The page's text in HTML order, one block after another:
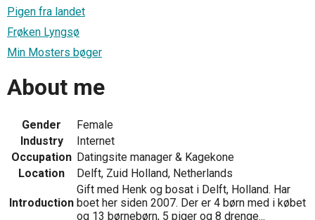
Pigen fra landet
Frøken Lyngsø
Min Mosters bøger
About me
Gender
Female
Industry
Internet
Occupation Datingsite manager & Kagekone
Location
Delft, Zuid Holland, Netherlands
Introduction
Gift med Henk og bosat i Delft, Holland. Har
boet her siden 2007. Der er 4 børn med i købet
og 13 børnebørn, 5 piger og 8 drenge...